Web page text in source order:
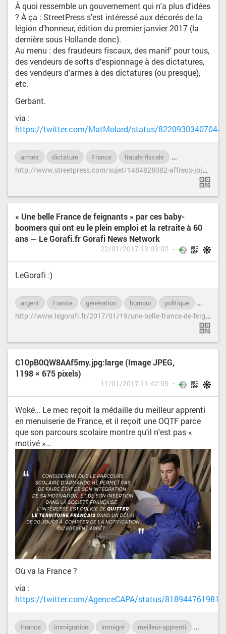
À quoi ressemble un gouvernement qui n'a plus d'idées
? À ça : StreetPress s'est intéressé aux décorés de la
légion d'honneur, édition du premier janvier 2017 (la
dernière sous Hollande donc).
Au menu : des fraudeurs fiscaux, des manif' pour tous,
des vendeurs de softs d'espionnage à des dictatures,
des vendeurs d'armes à des dictatures (ou presque),
etc.
Gerbant.
via :
https://twitter.com/MatMolard/status/
armes dictature France fraude-fiscale
h
ttp://www.streetpress.com/sujet/1484828082-affreux-jojos-legion-d-honneur
« Une belle France de feignants » par ces baby-
boomers qui ont eu le plein emploi et la retraite à 60
ans — Le Gorafi.fr Gorafi News Network
22/01/2017 13:03:02
LeGorafi :)
argent France génération humour politique
h
ttp://www.legorafi.fr/2017/01/19/une-belle-france-de-feignants-par-ces-baby-boomers-qui-ont-eu-le-plein-emploi-et-la-retraite-a-60-ans/
C10pB0QW8AAf5my.jpg:large (Image JPEG,
1198 × 675 pixels)
11/01/2017 11:42:05
Woké… Le mec reçoit la médaille du meilleur apprenti
en menuiserie de France, et il reçoit une OQTF parce
que son parcours scolaire montre qu'il n'est pas «
motivé »…
Où va la France ?
via :
https://twitter.com/AgenceCAPA/status/
France immigration immigré meilleur-apprenti